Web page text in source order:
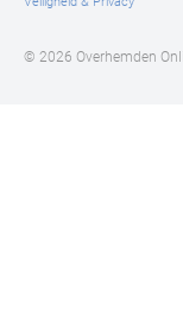
© 2026 Overhemden